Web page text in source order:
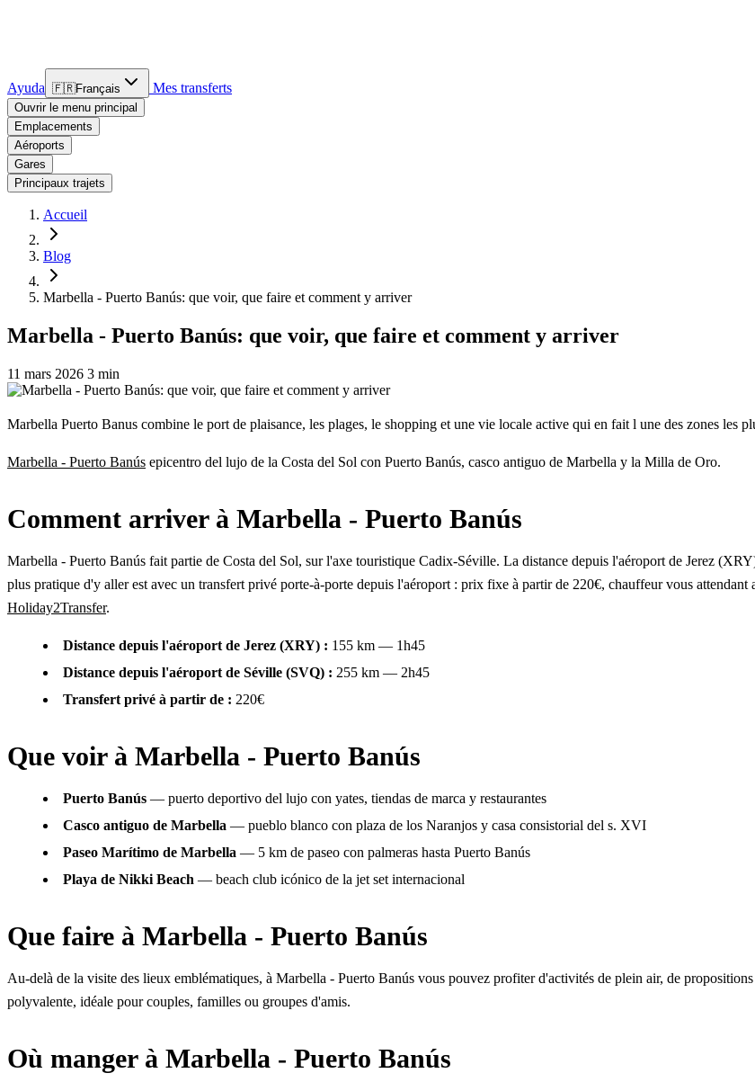
Ayuda 🇫🇷Français Mes transferts
Ouvrir le menu principal
Emplacements
Aéroports
Gares
Principaux trajets
Accueil
Blog
Marbella - Puerto Banús: que voir, que faire et comment y arriver
Marbella - Puerto Banús: que voir, que faire et comment y arriver
11 mars 2026 3 min
Marbella Puerto Banus combine le port de plaisance, les plages, le shopping et une vie locale active qui en fait l une des zones les
Marbella - Puerto Banús epicentro del lujo de la Costa del Sol con Puerto Banús, casco antiguo de Marbella y la Milla de Oro.
Comment arriver à Marbella - Puerto Banús
Marbella - Puerto Banús fait partie de Costa del Sol, sur l'axe touristique Cadix-Séville. La distance depuis l'aéroport de Jerez
plus pratique d'y aller est avec un transfert privé porte-à-porte depuis l'aéroport : prix fixe à partir de 220€, chauffeur vous attendant
Holiday2Transfer.
Distance depuis l'aéroport de Jerez (XRY) : 155 km — 1h45
Distance depuis l'aéroport de Séville (SVQ) : 255 km — 2h45
Transfert privé à partir de : 220€
Que voir à Marbella - Puerto Banús
Puerto Banús — puerto deportivo del lujo con yates, tiendas de marca y restaurantes
Casco antiguo de Marbella — pueblo blanco con plaza de los Naranjos y casa consistorial del s. XVI
Paseo Marítimo de Marbella — 5 km de paseo con palmeras hasta Puerto Banús
Playa de Nikki Beach — beach club icónico de la jet set internacional
Que faire à Marbella - Puerto Banús
Au-delà de la visite des lieux emblématiques, à Marbella - Puerto Banús vous pouvez profiter d'activités de plein air, de
polyvalente, idéale pour couples, familles ou groupes d'amis.
Où manger à Marbella - Puerto Banús